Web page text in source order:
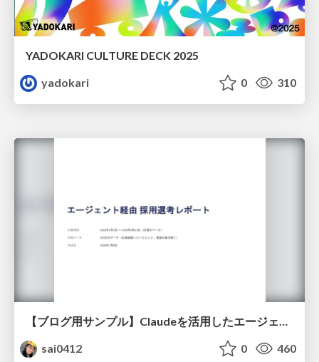
YADOKARI CULTURE DECK 2025
yadokari
0 310
sai0412
0 460